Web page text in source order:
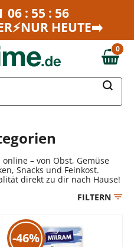
06 : 55 : 56
HEUTE➡️
0,00 €
0
– von Obst, Gemüse
Snacks und Feinkost.
direkt zu dir nach Hause!
FILTERN
-46%